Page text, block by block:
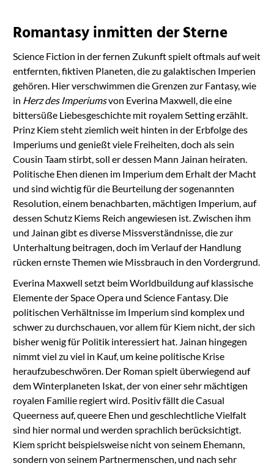
Romantasy inmitten der Sterne
Science Fiction in der fernen Zukunft spielt oftmals auf weit
entfernten, fiktiven Planeten, die zu galaktischen Imperien
gehören. Hier verschwimmen die Grenzen zur Fantasy, wie
in Herz des Imperiumsvon Everina Maxwell, die eine
bittersüße Liebesgeschichte mit royalem Setting erzählt.
Prinz Kiem steht ziemlich weit hinten in der Erbfolge des
Imperiums und genießt viele Freiheiten, doch als sein
Cousin Taam stirbt, soll er dessen Mann Jainan heiraten.
Politische Ehen dienen im Imperium dem Erhalt der Macht
und sind wichtig für die Beurteilung der sogenannten
Resolution, einem benachbarten, mächtigen Imperium, auf
dessen Schutz Kiems Reich angewiesen ist. Zwischen ihm
und Jainan gibt es diverse Missverständnisse, die zur
Unterhaltung beitragen, doch im Verlauf der Handlung
rücken ernste Themen wie Missbrauch in den Vordergrund.
Everina Maxwell setzt beim Worldbuildung auf klassische
Elemente der Space Opera und Science Fantasy. Die
politischen Verhältnisse im Imperium sind komplex und
schwer zu durchschauen, vor allem für Kiem nicht, der sich
bisher wenig für Politik interessiert hat. Jainan hingegen
nimmt viel zu viel in Kauf, um keine politische Krise
heraufzubeschwören. Der Roman spielt überwiegend auf
dem Winterplaneten Iskat, der von einer sehr mächtigen
royalen Familie regiert wird. Positiv fällt die Casual
Queerness auf, queere Ehen und geschlechtliche Vielfalt
sind hier normal und werden sprachlich berücksichtigt.
Kiem spricht beispielsweise nicht von seinem Ehemann,
sondern von seinem Partnermenschen, und nach sehr